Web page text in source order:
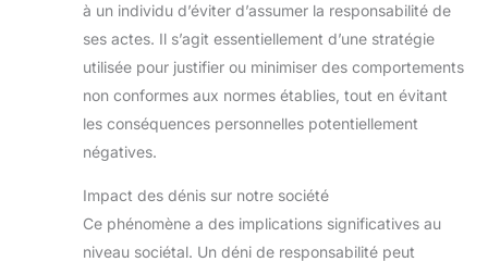
à un individu d’éviter d’assumer la responsabilité de
ses actes. Il s’agit essentiellement d’une stratégie
utilisée pour justifier ou minimiser des comportements
non conformes aux normes établies, tout en évitant
les conséquences personnelles potentiellement
négatives.
Impact des dénis sur notre société
Ce phénomène a des implications significatives au
niveau sociétal. Un déni de responsabilité peut